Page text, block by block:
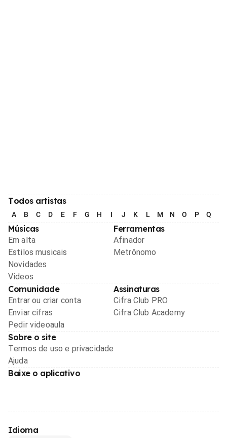
Todos artistas
A B C D E F G H I J K L M N O P Q
Músicas
Em alta
Estilos musicais
Novidades
Videos
Ferramentas
Afinador
Metrônomo
Comunidade
Entrar ou criar conta
Enviar cifras
Pedir videoaula
Assinaturas
Cifra Club PRO
Cifra Club Academy
Sobre o site
Termos de uso e privacidade
Ajuda
Baixe o aplicativo
Idioma